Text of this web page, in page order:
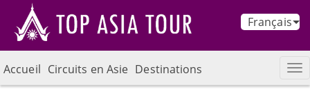
Français
Accueil Circuits en Asie Destinations